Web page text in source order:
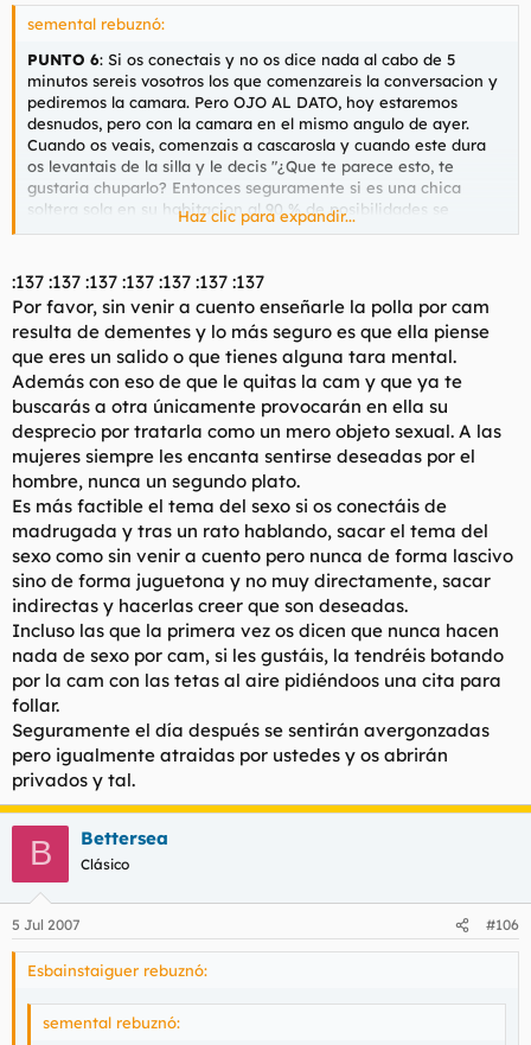
semental rebuznó:
PUNTO 6: Si os conectais y no os dice nada al cabo de 5
minutos sereis vosotros los que comenzareis la conversacion y
pediremos la camara. Pero OJO AL DATO, hoy estaremos
desnudos, pero con la camara en el mismo angulo de ayer.
Cuando os veais, comenzais a cascarosla y cuando este dura
os levantais de la silla y le decis "¿Que te parece esto, te
gustaria chuparlo? Entonces seguramente si es una chica
soltera sola en su habitacion al 90 % de posibilidades se
pondra cachonda y comenzara a despelotarse y a tocarse con
esta sola en casa. Entonces quitais vuestra camara rapido y
decis que os pajeareis con otra y la poneis en no admitir. Si la
chica tiene novio o es casada en cuanto os vea la polla, cerrara
la cam, a no ser que sea muy guarra. Os insultara y os dira de
todo.
Haz clic para expandir...
:137 :137 :137 :137 :137 :137 :137
Por favor, sin venir a cuento enseñarle la polla por cam
resulta de dementes y lo más seguro es que ella piense
que eres un salido o que tienes alguna tara mental.
Además con eso de que le quitas la cam y que ya te
buscarás a otra únicamente provocarán en ella su
desprecio por tratarla como un mero objeto sexual. A las
mujeres siempre les encanta sentirse deseadas por el
hombre, nunca un segundo plato.
Es más factible el tema del sexo si os conectáis de
madrugada y tras un rato hablando, sacar el tema del
sexo como sin venir a cuento pero nunca de forma lascivo
sino de forma juguetona y no muy directamente, sacar
indirectas y hacerlas creer que son deseadas.
Incluso las que la primera vez os dicen que nunca hacen
nada de sexo por cam, si les gustáis, la tendréis botando
por la cam con las tetas al aire pidiéndoos una cita para
follar.
Seguramente el día después se sentirán avergonzadas
pero igualmente atraidas por ustedes y os abrirán
privados y tal.
B Bettersea
Clásico
5 Jul 2007 #106
Esbainstaiguer rebuznó:
semental rebuznó: